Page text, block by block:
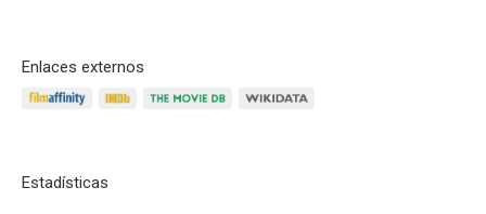
Enlaces externos
Estadísticas